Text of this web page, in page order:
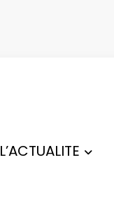
L’ACTUALITE